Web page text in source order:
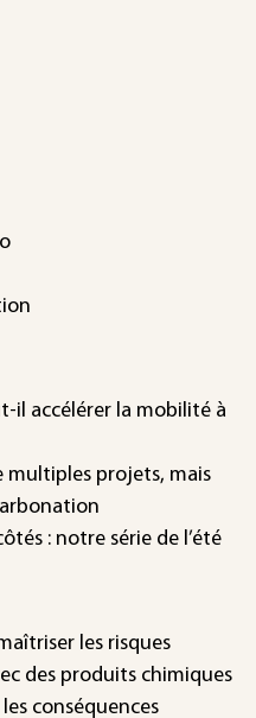
il accélérer la mobilité à
multiples projets, mais
: notre série de l’été
les risques
des produits chimiques
conséquences